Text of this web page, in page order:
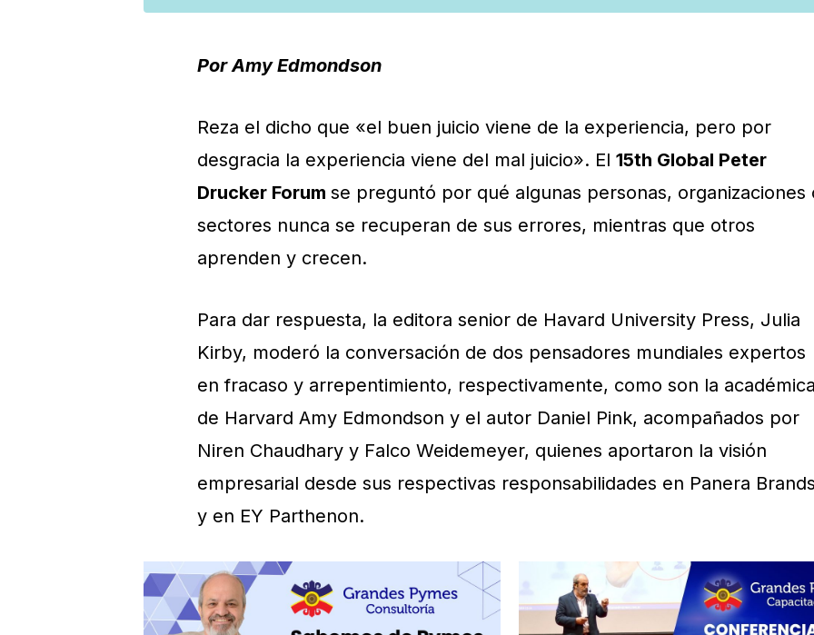
Por Amy Edmondson
Reza el dicho que «el buen juicio viene de la experiencia, pero por
desgracia la experiencia viene del mal juicio». El 15th Global Peter
Drucker Forum se preguntó por qué algunas personas, organizaciones
sectores nunca se recuperan de sus errores, mientras que otros
aprenden y crecen.
Para dar respuesta, la editora senior de Havard University Press, Julia
Kirby, moderó la conversación de dos pensadores mundiales expertos
en fracaso y arrepentimiento, respectivamente, como son la
de Harvard Amy Edmondson y el autor Daniel Pink, acompañados por
Niren Chaudhary y Falco Weidemeyer, quienes aportaron la visión
empresarial desde sus respectivas responsabilidades en Panera
y en EY Parthenon.